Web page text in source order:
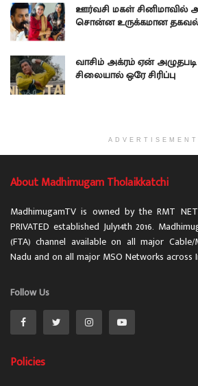
ஊர்வசி மகள் சினிமாவில்
சொன்ன உருக்கமான
வாசிம் அக்ரம் ஏன் அழுதபடி
சிலையால் ஒரே சிரிப்பு
ADVERTISEMENT
About Madhimugam Tholaikkatchi
MadhimugamTV is owned by the RMT
PRIVATED established July14th 2016.
(FTA) channel available on all major
Nadu and on all major MSO Networks across
Follow Us
Policies